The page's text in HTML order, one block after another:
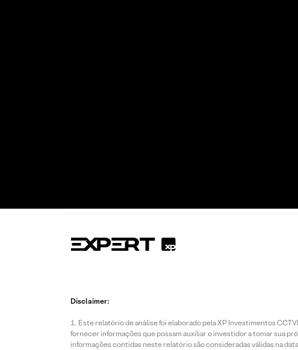
Disclaimer:
Este relatório de análise foi elaborado pela XP Investimentos
fornecer informações que possam auxiliar o investidor a tomar sua
informações contidas neste relatório são consideradas válidas na